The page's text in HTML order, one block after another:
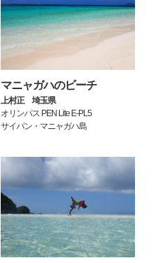
マニャガハのビーチ
上村正 埼玉県
オリンパス PEN Lite E-PL5
サイパン・マニャガハ島